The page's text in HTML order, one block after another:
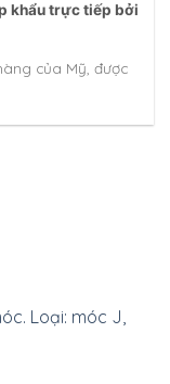
khẩu trực tiếp bởi
của Mỹ, được
Loại: móc J,